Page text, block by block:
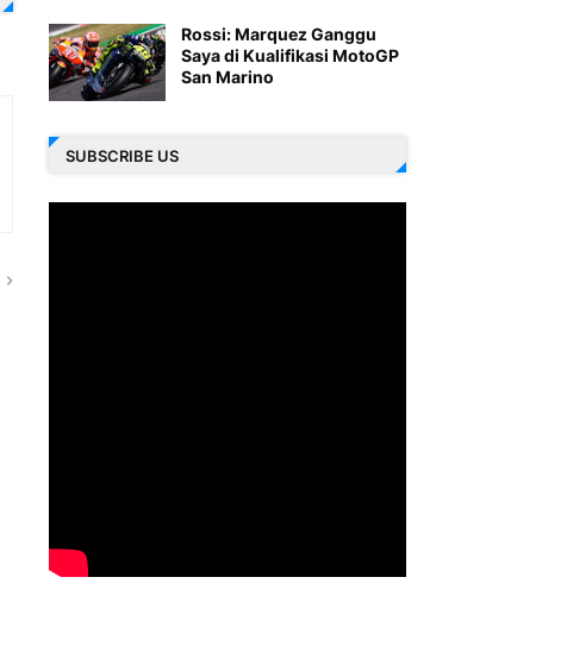
Rossi: Marquez Ganggu
Saya di Kualifikasi MotoGP
San Marino
SUBSCRIBE US